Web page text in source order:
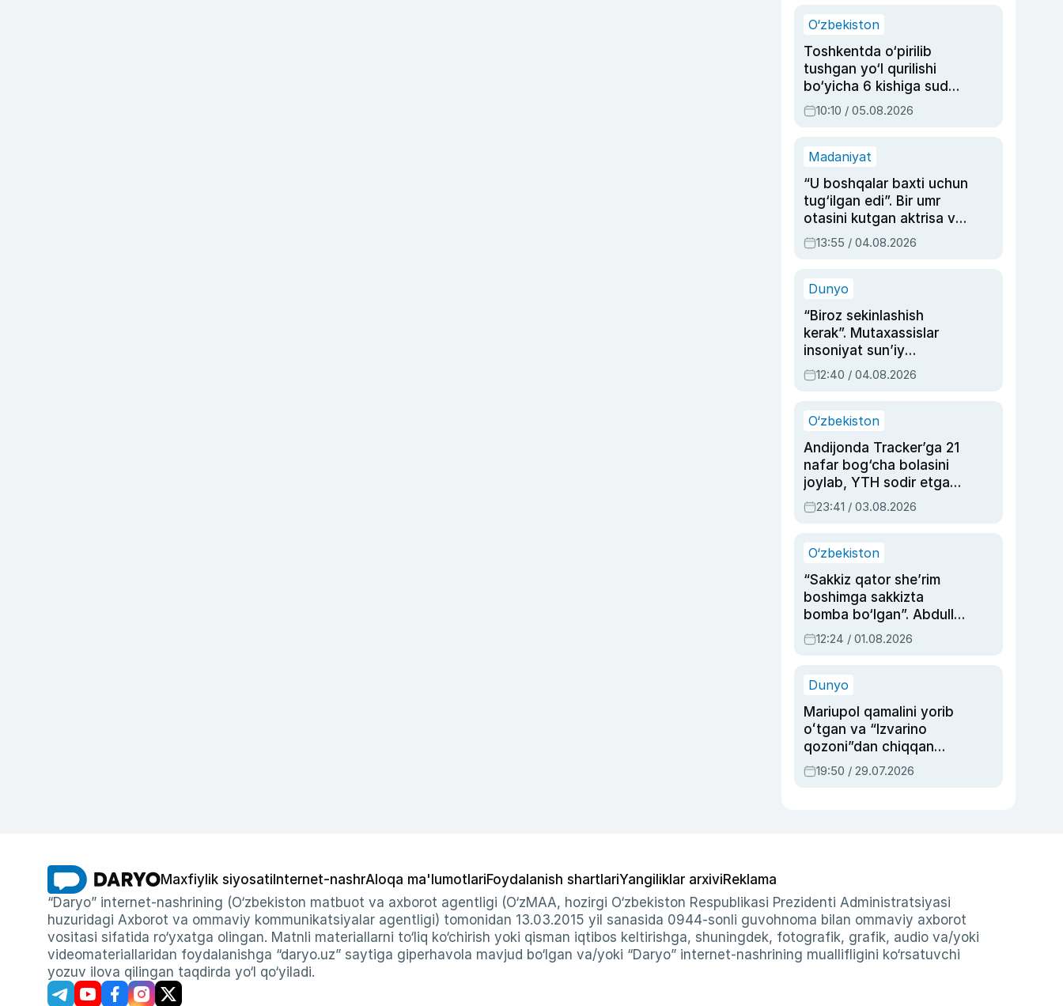
O‘zbekiston
Toshkentda o‘pirilib
tushgan yo‘l qurilishi
bo‘yicha 6 kishiga sud
hukmi o‘qildi
10:10 / 05.08.2026
Madaniyat
“U boshqalar baxti uchun
tug‘ilgan edi”. Bir umr
otasini kutgan aktrisa va
dublyaj ustasi Rimma
Ahmedovaning
13:55 / 04.08.2026
Dunyo
“Biroz sekinlashish
kerak”. Mutaxassislar
insoniyat sun’iy
intellektni boshqara
olmay qolishidan xavotir
12:40 / 04.08.2026
O‘zbekiston
Andijonda Tracker’ga 21
nafar bog‘cha bolasini
joylab, YTH sodir etgan
ayolga sud hukmi o‘qildi
23:41 / 03.08.2026
O‘zbekiston
“Sakkiz qator she’rim
boshimga sakkizta
bomba bo‘lgan”. Abdulla
Oripovni siyosiy
ayblovlardan asrab
12:24 / 01.08.2026
Dunyo
Mariupol qamalini yorib
oʻtgan va “Izvarino
qozoni”dan chiqqan
qahramon — Ukraina
armiyasi bosh
19:50 / 29.07.2026
Maxfiylik siyosati Internet-nashrAloqa ma'lumotlariFoydalanish shartlariYangiliklar arxiviReklama
“Daryo” internet-nashrining (O‘zbekiston matbuot va axborot agentligi (O‘zMAA, hozirgi O‘zbekiston Respublikasi Prezidenti Administratsiyasi
huzuridagi Axborot va ommaviy kommunikatsiyalar agentligi) tomonidan 13.03.2015 yil sanasida 0944-sonli guvohnoma bilan ommaviy axborot
vositasi sifatida ro‘yxatga olingan. Matnli materiallarni to‘liq ko‘chirish yoki qisman iqtibos keltirishga, shuningdek, fotografik, grafik, audio va/yoki
videomateriallaridan foydalanishga “daryo.uz” saytiga giperhavola mavjud bo‘lgan va/yoki “Daryo” internet-nashrining muallifligini ko‘rsatuvchi
yozuv ilova qilingan taqdirda yo‘l qo‘yiladi.